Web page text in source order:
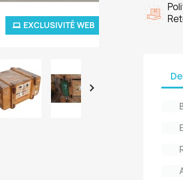
EXCLUSIVITÉ WEB
